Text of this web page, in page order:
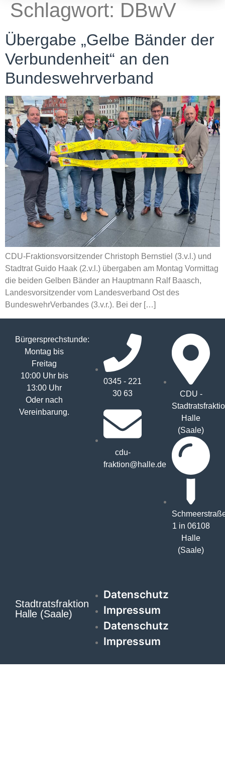
Schlagwort: DBwV
Übergabe „Gelbe Bänder der
Verbundenheit“ an den
Bundeswehrverband
CDU-Fraktionsvorsitzender Christoph Bernstiel (3.v.l.) und
Stadtrat Guido Haak (2.v.l.) übergaben am Montag Vormittag
die beiden Gelben Bänder an Hauptmann Ralf Baasch,
Landesvorsitzender vom Landesverband Ost des
BundeswehrVerbandes (3.v.r.). Bei der […]
Bürgersprechstunde:
Montag bis
Freitag
10:00 Uhr bis
13:00 Uhr
Oder nach
Vereinbarung.
0345 - 221
30 63
cdu-
fraktion@halle.de
CDU -
Halle
(Saale)
1 in 06108
Halle
(Saale)
Stadtratsfraktion
Halle (Saale)
Datenschutz
Impressum
Datenschutz
Impressum